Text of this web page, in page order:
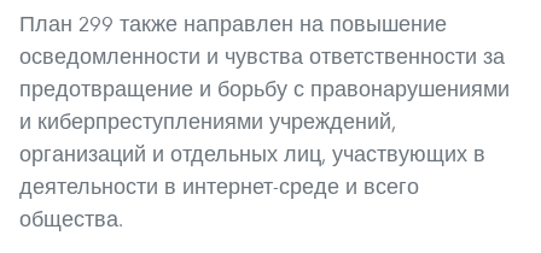
План 299 также направлен на повышение
осведомленности и чувства ответственности за
предотвращение и борьбу с правонарушениями
и киберпреступлениями учреждений,
организаций и отдельных лиц, участвующих в
деятельности в интернет-среде и всего
общества.